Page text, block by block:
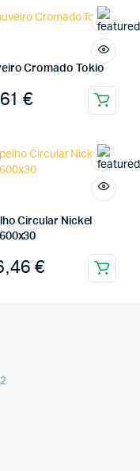
Cromado Tokio
€
Circular Nickel
€